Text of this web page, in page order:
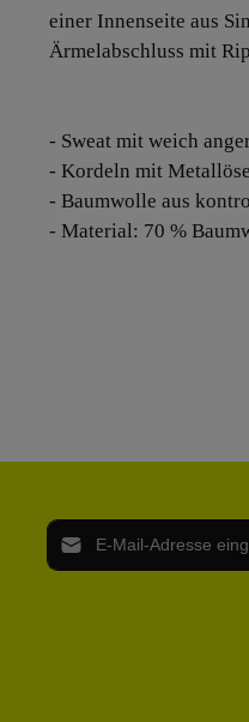
einer Innenseite aus
Ärmelabschluss mit
- Sweat mit weich
- Kordeln mit
- Baumwolle aus
- Material: 70 %
E-Mail-Adresse*